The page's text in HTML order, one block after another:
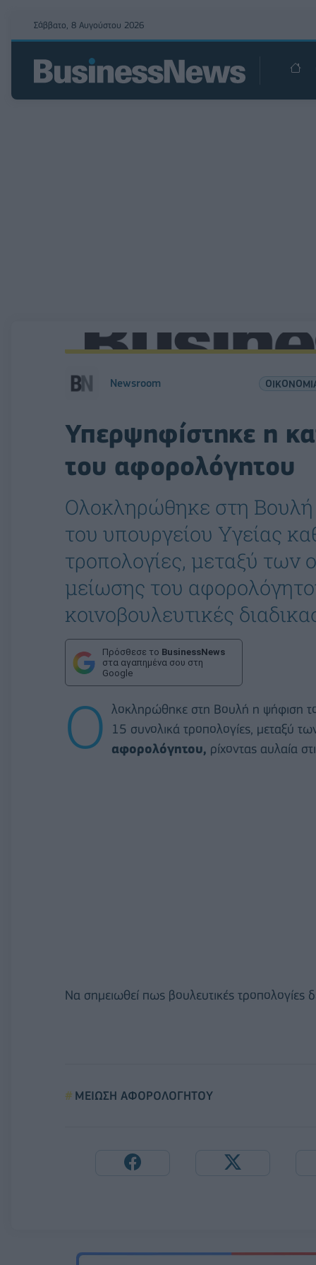
Σάββατο, 8 Αυγούστου 2026
Newsroom
Υπερψηφίστηκε η
του αφορολόγητου
Ολοκληρώθηκε στη
του υπουργείου Υγείας
τροπολογίες, μεταξύ των
μείωσης του
κοινοβουλευτικές
Πρόσθεσε το BusinessNews
στα αγαπημένα σου στη
Google
Ο λοκληρώθηκε στη Βουλή η ψήφιση
15 συνολικά τροπολογίες, μεταξύ
αφορολόγητου, ρίχοντας αυλαία
Να σημειωθεί πως βουλευτικές τροπολογίες
ΜΕΙΩΣΗ ΑΦΟΡΟΛΟΓΗΤΟΥ